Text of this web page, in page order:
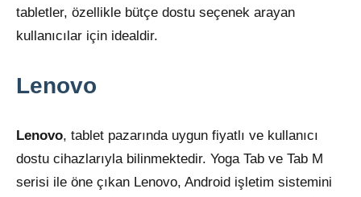
tabletler, özellikle bütçe dostu seçenek arayan
kullanıcılar için idealdir.
Lenovo
Lenovo, tablet pazarında uygun fiyatlı ve kullanıcı
dostu cihazlarıyla bilinmektedir. Yoga Tab ve Tab M
serisi ile öne çıkan Lenovo, Android işletim sistemini